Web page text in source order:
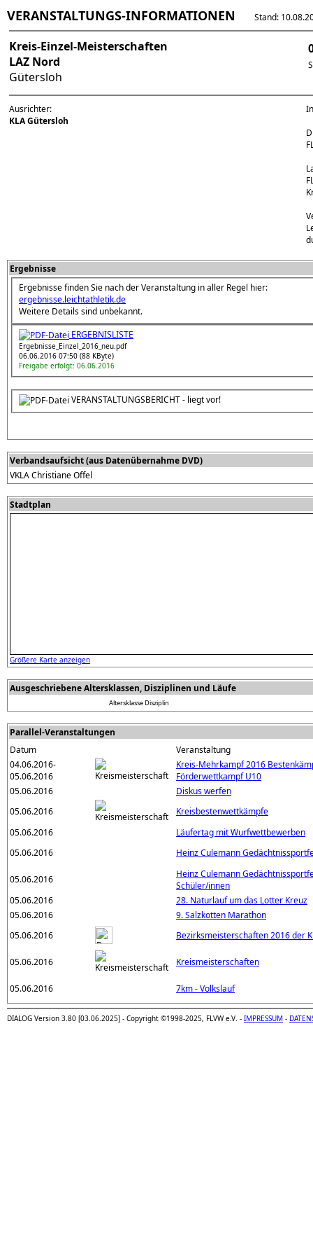
VERANSTALTUNGS-INFORMATIONEN Stand:
Kreis-Einzel-Meisterschaften
LAZ Nord
Gütersloh
Ausrichter:
KLA Gütersloh
Ergebnisse
Ergebnisse finden Sie nach der Veranstaltung in aller Regel hier:
ergebnisse.leichtathletik.de
Weitere Details sind unbekannt.
ERGEBNISLISTE
Ergebnisse_Einzel_2016_neu.pdf
06.06.2016 07:50 (88 KByte)
Freigabe erfolgt: 06.06.2016
VERANSTALTUNGSBERICHT - liegt vor!
Verbandsaufsicht (aus Datenübernahme DVD)
VKLA Christiane Offel
Stadtplan
Größere Karte anzeigen
Ausgeschriebene Altersklassen, Disziplinen und Läufe
AltersklasseDisziplin
Parallel-Veranstaltungen
Datum
Veranstaltung
04.06.2016-
05.06.2016
Kreis-Mehrkampf 2016
Förderwettkampf U10
05.06.2016
Diskus werfen
05.06.2016
Kreisbestenwettkämpfe
05.06.2016
Läufertag mit Wurfwettbewerben
05.06.2016
Heinz Culemann
05.06.2016
Heinz Culemann
Schüler/innen
05.06.2016
28. Naturlauf um das Lotter Kreuz
05.06.2016
9. Salzkotten Marathon
05.06.2016
Bezirksmeisterschaften 2016 der
05.06.2016 Kreismeisterschaften
05.06.2016 7km - Volkslauf
DIALOG Version 3.80 [03.06.2025] - Copyright ©1998-2025, FLVW e.V. - IMPRESSUM -